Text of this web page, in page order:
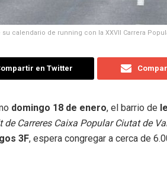
su calendario de running con la XXVII Carrera
en Twitter
domingo 18 de enero, el barrio de
de Carreres Caixa Popular Ciutat de
3F, espera congregar a cerca de